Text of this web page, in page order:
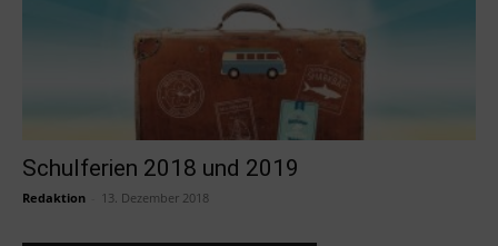
Schulferien 2018 und 2019
Redaktion 13. Dezember 2018